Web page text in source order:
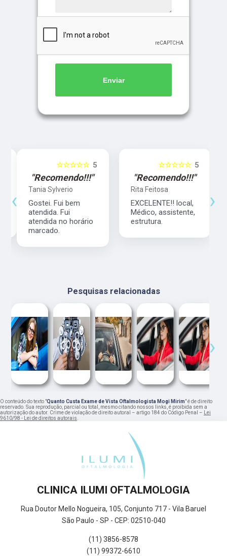
Enviar
5
☆☆☆☆☆
"Recomendo!!!"
Tania Sylverio
Gostei. Fui bem
atendida. Fui
atendida no horário
marcado.
5
☆☆☆☆☆
"Recomendo!!!"
Rita Feitosa
EXCELENTE!! local,
Médico, assistente,
estrutura.
‹ ›
Pesquisas relacionadas
‹ ›
O conteúdo do texto "Quanto Custa Exame de Vista Oftalmologista Mogi Mirim" é de direito
reservado. Sua reprodução, parcial ou total, mesmo citando nossos links, é proibida sem a
autorização do autor. Crime de violação de direito autoral – artigo 184 do Código Penal – Lei
9610/98 - Lei de direitos autorais.
CLINICA ILUMI OFTALMOLOGIA
Rua Doutor Mello Nogueira, 105, Conjunto 717 - Vila Baruel
São Paulo - SP - CEP: 02510-040
(11) 3856-8578
(11) 99372-6610